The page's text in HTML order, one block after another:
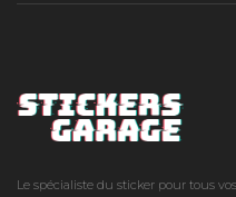
Le spécialiste du sticker pour tous